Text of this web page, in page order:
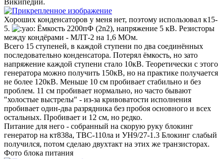
Хороших конденсаторов у меня нет, поэтому использовал к15-
5.
Ёмкость 2200пФ (2n2), напряжение 5 кВ. Резисторы
между кондёрами - МЛТ-2 на 1,6 МОм.
Всего 15 ступеней, в каждой ступени по два соединённых
последовательно конденсатора. Потерял ёмкость, но зато
напряжение каждой ступени стало 10кВ. Теоретически с этого
генератора можно получить 150кВ, но на практике получается
не более 120кВ. Меньше 10 см пробивает стабильно и без
проблем. 11 см пробивает нормально, но часто бывают
"холостые выстрелы" - из-за кривоватости исполнения
пробивает один-два разрядника без пробоя основного и всех
остальных. Пробивает и 12 см, но редко.
Питание для него - собранный на скорую руку блокинг
генератор на кт838а, ТВС-110ла и УН9/27-1.3 Блокинг слабый
получился, потом сделаю двухтакт на этих же транзисторах.
Фото блока питания